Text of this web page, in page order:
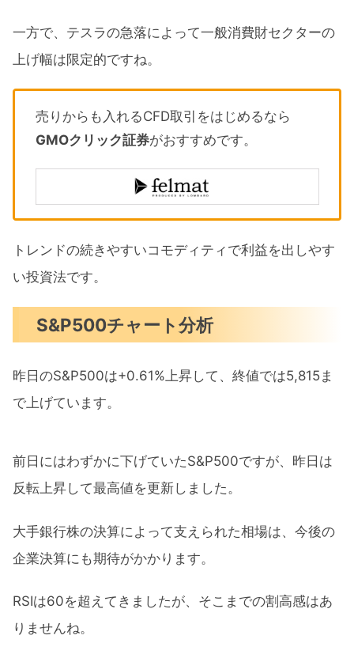
一方で、テスラの急落によって一般消費財セクターの
上げ幅は限定的ですね。
売りからも入れるCFD取引をはじめるなら
GMOクリック証券がおすすめです。
トレンドの続きやすいコモディティで利益を出しやす
い投資法です。
S&P500チャート分析
昨日のS&P500は+0.61%上昇して、終値では5,815ま
で上げています。
前日にはわずかに下げていたS&P500ですが、昨日は
反転上昇して最高値を更新しました。
大手銀行株の決算によって支えられた相場は、今後の
企業決算にも期待がかかります。
RSIは60を超えてきましたが、そこまでの割高感はあ
りませんね。